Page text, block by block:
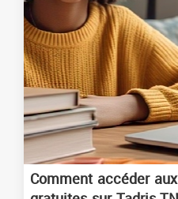
Comment accéder